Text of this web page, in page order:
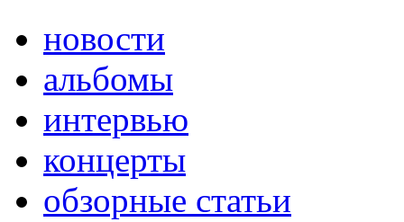
новости
альбомы
интервью
концерты
обзорные статьи